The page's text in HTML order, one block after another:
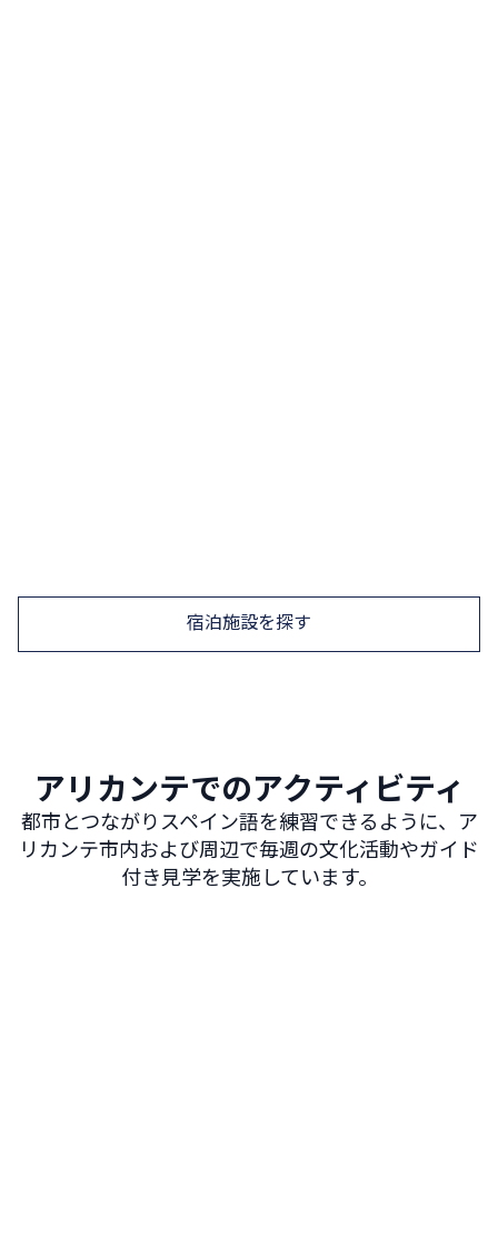
宿泊施設を探す
アリカンテでのアクティビティ
都市とつながりスペイン語を練習できるように、ア
リカンテ市内および周辺で毎週の文化活動やガイド
付き見学を実施しています。